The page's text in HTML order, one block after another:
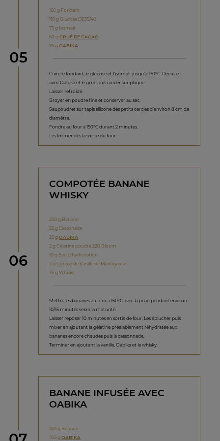
étape
05
160 g Fondant
110 g Glucose DE35/40
75 g Isomalt
60 gGRUÉ DE CACAO
75 gOABIKA
Cuire le fondant, le glucose et l’isomalt jusqu’à 170°C. Décuire
avec Oabika et le grué puis couler sur plaque.
Laisser refroidir.
Broyer en poudre fine et conserver au sec.
Saupoudrer sur tapis silicone des petits cercles d’environ 8 cm de
diamètre.
Fondre au four à 150°C durant 2 minutes.
Les former dès la sortie du four.
étape
06
COMPOTÉE BANANE
WHISKY
250 g Banane
25 g Cassonade
25 gOABIKA
2 g Gélatine poudre 220 Bloom
10 g Eau d’hydratation
2 g Gousse de Vanille de Madagascar
25 g Whisky
Mettre les bananes au four à 150°C avec la peau pendant environ
10/15 minutes selon la maturité.
Laisser reposer 10 minutes en sortie de four. Les éplucher puis
mixer en ajoutant la gélatine préalablement réhydratée aux
bananes encore chaudes puis la cassonnade.
Terminer en ajoutant la vanille, Oabika et le whisky.
BANANE INFUSÉE AVEC
OABIKA
100 g Banane
100 gOABIKA